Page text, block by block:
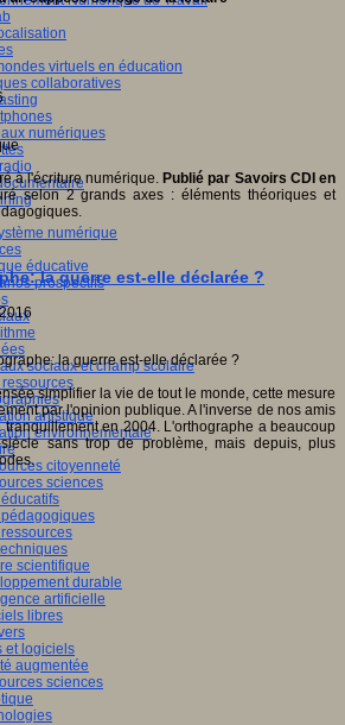
virtuels en éducation
collaboratives
numériques
numérique
éducative
prospectifs
sociaux et champ scolaire
artistique
environnementale
citoyenneté
sciences
scientifique
durable
artificielle
libres
et logiciels
augmentée
sciences
à l'écriture numérique. Publié par Savoirs CDI en
selon 2 grands axes : éléments théoriques et
la guerre est-elle déclarée ?
simplifier la vie de tout le monde, cette mesure
par l'opinion publique. A l'inverse de nos amis
en 2004. L'orthographe a beaucoup
sans trop de problème, mais depuis, plus